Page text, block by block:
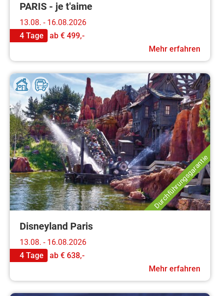
PARIS - je t'aime
13.08. - 16.08.2026
4 Tage
ab € 499,-
Mehr erfahren
Durchführungsgarantie
Disneyland Paris
13.08. - 16.08.2026
4 Tage
ab € 638,-
Mehr erfahren